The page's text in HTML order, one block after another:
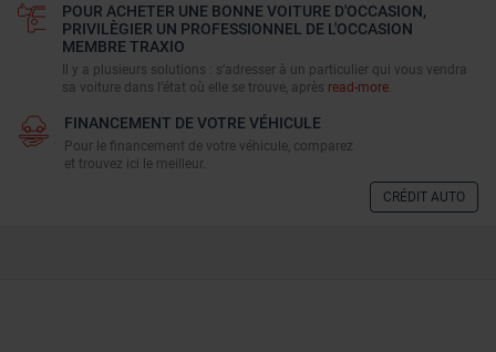
POUR ACHETER UNE BONNE VOITURE D'OCCASION,
PRIVILÈGIER UN PROFESSIONNEL DE L'OCCASION
MEMBRE TRAXIO
Il y a plusieurs solutions : s’adresser à un particulier qui vous vendra
sa voiture dans l’état où elle se trouve, après read-more
FINANCEMENT DE VOTRE VÉHICULE
Pour le financement de votre véhicule, comparez
et trouvez ici le meilleur.
CRÉDIT AUTO